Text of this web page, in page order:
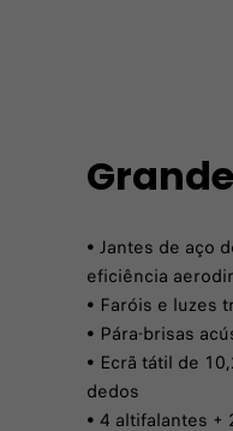
• Jantes de aço
eficiência
• Faróis e luzes
• Pára-brisas
• Ecrã tátil de
dedos
• 4 altifalantes